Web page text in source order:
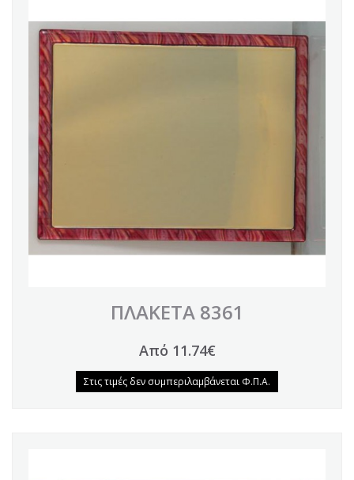
ΠΛΑΚΕΤΑ 8361
Από 11.74€
Στις τιμές δεν συμπεριλαμβάνεται Φ.Π.Α.